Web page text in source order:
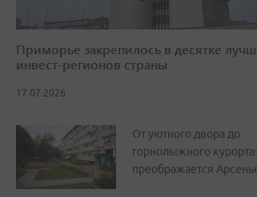
Приморье закрепилось в десятке
инвест-регионов страны
17.07.2026
От уютного двора до
горнолыжного
преображается